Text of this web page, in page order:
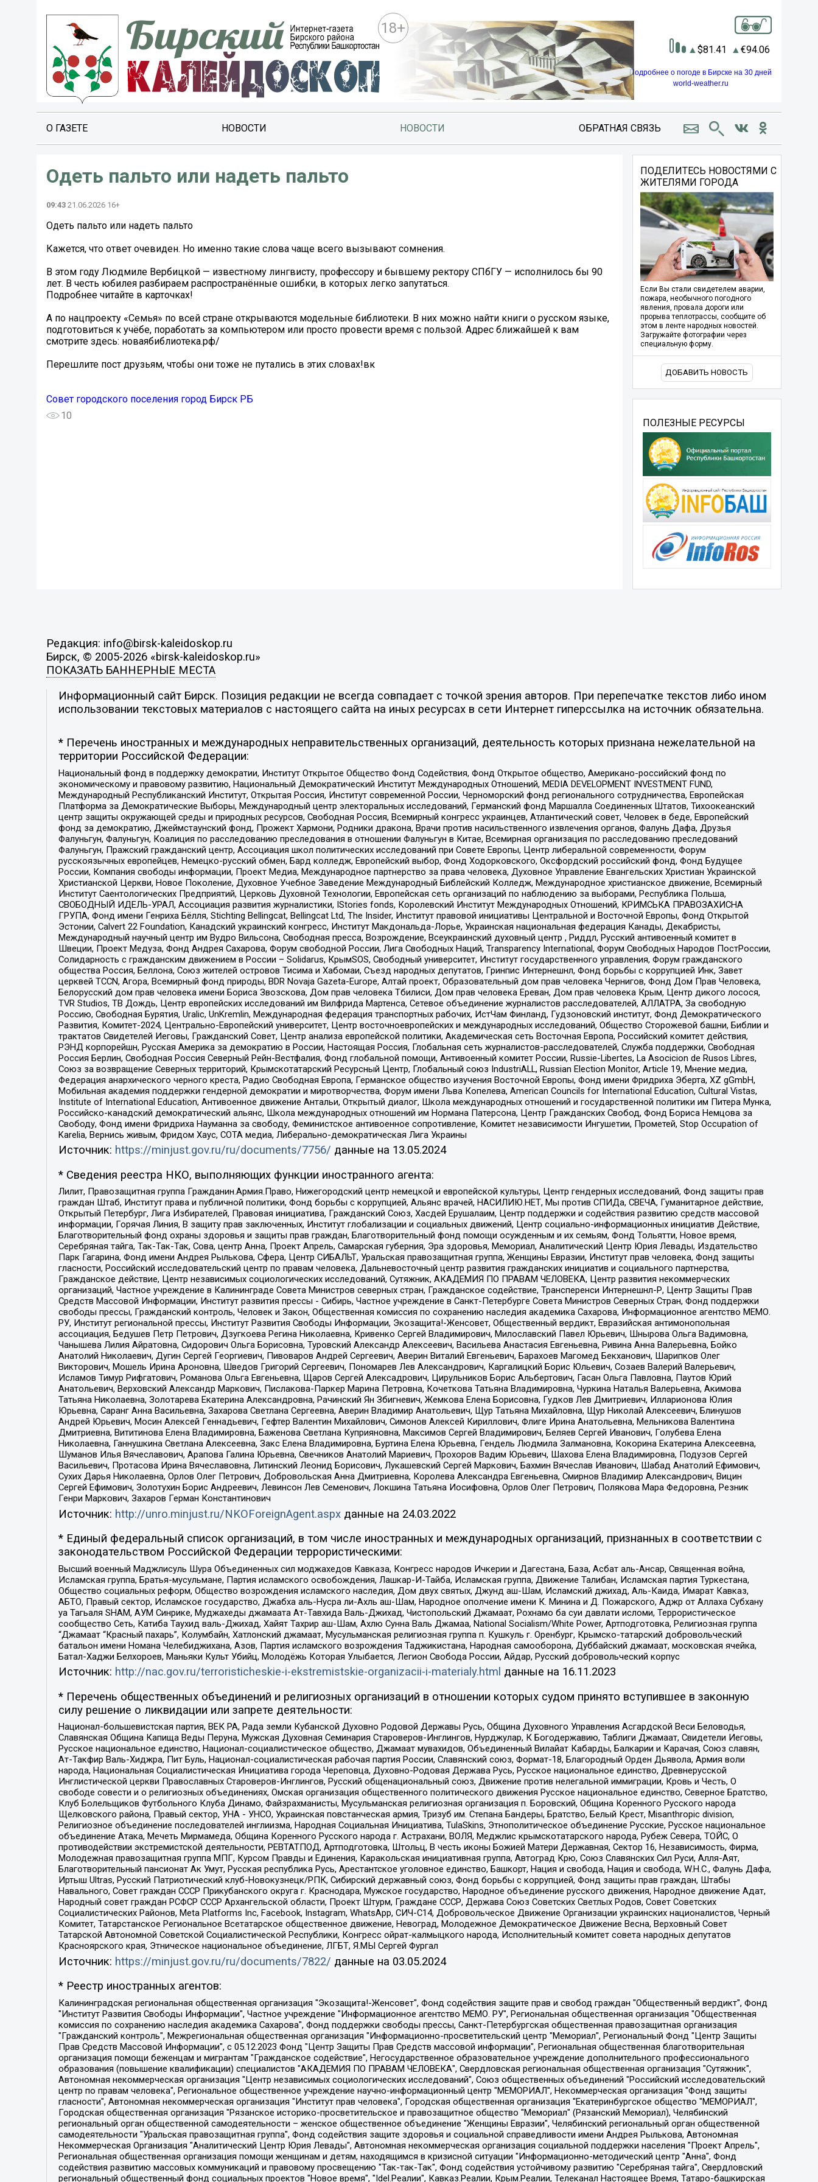
18+
81.41 94.06
Подробнее о погоде в Бирске на 30 дней
world-weather.ru
О ГАЗЕТЕ НОВОСТИ НОВОСТИ ОБРАТНАЯ СВЯЗЬ
Одеть пальто или надеть пальто
09:43 21.06.2026 16+
Одеть пальто или надеть пальто
Кажется, что ответ очевиден. Но именно такие слова чаще всего вызывают сомнения.
В этом году Людмиле Вербицкой — известному лингвисту, профессору и бывшему ректору СПбГУ — исполнилось бы 90
лет. В честь юбилея разбираем распространённые ошибки, в которых легко запутаться.
Подробнее читайте в карточках!
А по нацпроекту «Семья» по всей стране открываются модельные библиотеки. В них можно найти книги о русском языке,
подготовиться к учёбе, поработать за компьютером или просто провести время с пользой. Адрес ближайшей к вам
смотрите здесь: новаябиблиотека.рф/
Перешлите пост друзьям, чтобы они тоже не путались в этих словах!вк
Совет городского поселения город Бирск РБ
10
ПОДЕЛИТЕСЬ НОВОСТЯМИ С
ЖИТЕЛЯМИ ГОРОДА
Если Вы стали свидетелем аварии,
пожара, необычного погодного
явления, провала дороги или
прорыва теплотрассы, сообщите об
этом в ленте народных новостей.
Загружайте фотографии через
специальную форму.
ДОБАВИТЬ НОВОСТЬ
ПОЛЕЗНЫЕ РЕСУРСЫ
Редакция: info@birsk-kaleidoskop.ru
Бирск, © 2005-2026 «birsk-kaleidoskop.ru»
ПОКАЗАТЬ БАННЕРНЫЕ МЕСТА
Информационный сайт Бирск. Позиция редакции не всегда совпадает с точкой зрения авторов. При перепечатке текстов либо ином
использовании текстовых материалов с настоящего сайта на иных ресурсах в сети Интернет гиперссылка на источник обязательна.
* Перечень иностранных и международных неправительственных организаций, деятельность которых признана нежелательной на
территории Российской Федерации:
Национальный фонд в поддержку демократии, Институт Открытое Общество Фонд Содействия, Фонд Открытое общество, Американо-российский фонд по
экономическому и правовому развитию, Национальный Демократический Институт Международных Отношений, MEDIA DEVELOPMENT INVESTMENT FUND,
Международный Республиканский Институт, Открытая Россия, Институт современной России, Черноморский фонд регионального сотрудничества, Европейская
Платформа за Демократические Выборы, Международный центр электоральных исследований, Германский фонд Маршалла Соединенных Штатов, Тихоокеанский
центр защиты окружающей среды и природных ресурсов, Свободная Россия, Всемирный конгресс украинцев, Атлантический совет, Человек в беде, Европейский
фонд за демократию, Джеймстаунский фонд, Прожект Хармони, Родники дракона, Врачи против насильственного извлечения органов, Фалунь Дафа, Друзья
Фалуньгун, Фалуньгун, Коалиция по расследованию преследования в отношении Фалуньгун в Китае, Всемирная организация по расследованию преследований
Фалуньгун, Пражский гражданский центр, Ассоциация школ политических исследований при Совете Европы, Центр либеральной современности, Форум
русскоязычных европейцев, Немецко-русский обмен, Бард колледж, Европейский выбор, Фонд Ходорковского, Оксфордский российский фонд, Фонд Будущее
России, Компания свободы информации, Проект Медиа, Международное партнерство за права человека, Духовное Управление Евангельских Христиан Украинской
Христианской Церкви, Новое Поколение, Духовное Учебное Заведение Международный Библейский Колледж, Международное христианское движение, Всемирный
Институт Саентологических Предприятий, Церковь Духовной Технологии, Европейская сеть организаций по наблюдению за выборами, Республика Польша,
СВОБОДНЫЙ ИДЕЛЬ-УРАЛ, Ассоциация развития журналистики, IStories fonds, Королевский Институт Международных Отношений, КРИМСЬКА ПРАВОЗАХИСНА
ГРУПА, Фонд имени Генриха Бёлля, Stichting Bellingcat, Bellingcat Ltd, The Insider, Институт правовой инициативы Центральной и Восточной Европы, Фонд Открытой
Эстонии, Calvert 22 Foundation, Канадский украинский конгресс, Институт Макдональда-Лорье, Украинская национальная федерация Канады, Декабристы,
Международный научный центр им Вудро Вильсона, Свободная пресса, Возрождение, Всеукраинский духовный центр , Риддл, Русский антивоенный комитет в
Швеции, Проект Медуза, Фонд Андрея Сахарова, Форум свободной России, Лига Свободных Наций, Transparеncy International, Форум Свободных Народов ПостРоссии,
Солидарность с гражданским движением в России – Solidarus, КрымSOS, Свободный университет, Институт государственного управления, Форум гражданского
общества Россия, Беллона, Союз жителей островов Тисима и Хабомаи, Съезд народных депутатов, Гринпис Интернешнл, Фонд борьбы с коррупцией Инк, Завет
церквей TCCN, Агора, Всемирный фонд природы, BDR Novaja Gazeta-Europe, Алтай проект, Образовательный дом прав человека Чернигов, Фонд Дом Прав Человека,
Белорусский дом прав человека имени Бориса Звозскова, Дом прав человека Тбилиси, Дом прав человека Ереван, Дом прав человека Крым, Центр дикого лосося,
TVR Studios, ТВ Дождь, Центр европейских исследований им Вилфрида Мартенса, Сетевое объединение журналистов расследователей, АЛЛАТРА, За свободную
Россию, Свободная Бурятия, Uralic, UnKremlin, Международная федерация транспортных рабочих, ИстЧам Финланд, Гудзоновский институт, Фонд Демократического
Развития, Комитет-2024, Центрально-Европейский университет, Центр восточноевропейских и международных исследований, Общество Сторожевой башни, Библии и
трактатов Свидетелей Иеговы, Гражданский Совет, Центр анализа европейской политики, Академическая сеть Восточная Европа, Российский комитет действия,
РЭНД корпорейшн, Русская Америка за демократию в России, Настоящая Россия, Глобальная сеть журналистов-расследователей, Служба поддержки, Свободная
Россия Берлин, Свободная Россия Северный Рейн-Вестфалия, Фонд глобальной помощи, Антивоенный комитет России, Russie-Libertes, La Asocicion de Rusos Libres,
Союз за возвращение Северных территорий, Крымскотатарский Ресурсный Центр, Глобальный союз IndustriALL, Russian Election Monitor, Article 19, Мнение медиа,
Федерация анархического черного креста, Радио Свободная Европа, Германское общество изучения Восточной Европы, Фонд имени Фридриха Эберта, XZ gGmbH,
Мобильная академия поддержки гендерной демократии и миротворчества, Форум имени Льва Копелева, American Councils for International Education, Cultural Vistas,
Institute of International Education, Антивоенное движение Антальи, Открытый диалог, Школа международных отношений и государственной политики им Питера Мунка,
Российско-канадский демократический альянс, Школа международных отношений им Нормана Патерсона, Центр Гражданских Свобод, Фонд Бориса Немцова за
Свободу, Фонд имени Фридриха Науманна за свободу, Феминистское антивоенное сопротивление, Комитет независимости Ингушетии, Прометей, Stop Occupation of
Karelia, Вернись живым, Фридом Хаус, СОТА медиа, Либерально-демократическая Лига Украины
Источник: https://minjust.gov.ru/ru/documents/7756/ данные на 13.05.2024
* Сведения реестра НКО, выполняющих функции иностранного агента:
Лилит, Правозащитная группа Гражданин.Армия.Право, Нижегородский центр немецкой и европейской культуры, Центр гендерных исследований, Фонд защиты прав
граждан Штаб, Институт права и публичной политики, Фонд борьбы с коррупцией, Альянс врачей, НАСИЛИЮ.НЕТ, Мы против СПИДа, СВЕЧА, Гуманитарное действие,
Открытый Петербург, Лига Избирателей, Правовая инициатива, Гражданский Союз, Хасдей Ерушалаим, Центр поддержки и содействия развитию средств массовой
информации, Горячая Линия, В защиту прав заключенных, Институт глобализации и социальных движений, Центр социально-информационных инициатив Действие,
Благотворительный фонд охраны здоровья и защиты прав граждан, Благотворительный фонд помощи осужденным и их семьям, Фонд Тольятти, Новое время,
Серебряная тайга, Так-Так-Так, Сова, центр Анна, Проект Апрель, Самарская губерния, Эра здоровья, Мемориал, Аналитический Центр Юрия Левады, Издательство
Парк Гагарина, Фонд имени Андрея Рылькова, Сфера, Центр СИБАЛЬТ, Уральская правозащитная группа, Женщины Евразии, Институт прав человека, Фонд защиты
гласности, Российский исследовательский центр по правам человека, Дальневосточный центр развития гражданских инициатив и социального партнерства,
Гражданское действие, Центр независимых социологических исследований, Сутяжник, АКАДЕМИЯ ПО ПРАВАМ ЧЕЛОВЕКА, Центр развития некоммерческих
организаций, Частное учреждение в Калининграде Совета Министров северных стран, Гражданское содействие, Трансперенси Интернешнл-Р, Центр Защиты Прав
Средств Массовой Информации, Институт развития прессы - Сибирь, Частное учреждение в Санкт-Петербурге Совета Министров Северных Стран, Фонд поддержки
свободы прессы, Гражданский контроль, Человек и Закон, Общественная комиссия по сохранению наследия академика Сахарова, Информационное агентство МЕМО.
РУ, Институт региональной прессы, Институт Развития Свободы Информации, Экозащита!-Женсовет, Общественный вердикт, Евразийская антимонопольная
ассоциация, Бедушев Петр Петрович, Дзугкоева Регина Николаевна, Кривенко Сергей Владимирович, Милославский Павел Юрьевич, Шнырова Ольга Вадимовна,
Чанышева Лилия Айратовна, Сидорович Ольга Борисовна, Туровский Александр Алексеевич, Васильева Анастасия Евгеньевна, Ривина Анна Валерьевна, Бойко
Анатолий Николаевич, Дугин Сергей Георгиевич, Пивоваров Андрей Сергеевич, Аверин Виталий Евгеньевич, Барахоев Магомед Бекханович, Шарипков Олег
Викторович, Мошель Ирина Ароновна, Шведов Григорий Сергеевич, Пономарев Лев Александрович, Каргалицкий Борис Юльевич, Созаев Валерий Валерьевич,
Исламов Тимур Рифгатович, Романова Ольга Евгеньевна, Щаров Сергей Алексадрович, Цирульников Борис Альбертович, Гасан Ольга Павловна, Паутов Юрий
Анатольевич, Верховский Александр Маркович, Пислакова-Паркер Марина Петровна, Кочеткова Татьяна Владимировна, Чуркина Наталья Валерьевна, Акимова
Татьяна Николаевна, Золотарева Екатерина Александровна, Рачинский Ян Збигневич, Жемкова Елена Борисовна, Гудков Лев Дмитриевич, Илларионова Юлия
Юрьевна, Саранг Анна Васильевна, Захарова Светлана Сергеевна, Аверин Владимир Анатольевич, Щур Татьяна Михайловна, Щур Николай Алексеевич, Блинушов
Андрей Юрьевич, Мосин Алексей Геннадьевич, Гефтер Валентин Михайлович, Симонов Алексей Кириллович, Флиге Ирина Анатольевна, Мельникова Валентина
Дмитриевна, Вититинова Елена Владимировна, Баженова Светлана Куприяновна, Максимов Сергей Владимирович, Беляев Сергей Иванович, Голубева Елена
Николаевна, Ганнушкина Светлана Алексеевна, Закс Елена Владимировна, Буртина Елена Юрьевна, Гендель Людмила Залмановна, Кокорина Екатерина Алексеевна,
Шуманов Илья Вячеславович, Арапова Галина Юрьевна, Свечников Анатолий Мариевич, Прохоров Вадим Юрьевич, Шахова Елена Владимировна, Подузов Сергей
Васильевич, Протасова Ирина Вячеславовна, Литинский Леонид Борисович, Лукашевский Сергей Маркович, Бахмин Вячеслав Иванович, Шабад Анатолий Ефимович,
Сухих Дарья Николаевна, Орлов Олег Петрович, Добровольская Анна Дмитриевна, Королева Александра Евгеньевна, Смирнов Владимир Александрович, Вицин
Сергей Ефимович, Золотухин Борис Андреевич, Левинсон Лев Семенович, Локшина Татьяна Иосифовна, Орлов Олег Петрович, Полякова Мара Федоровна, Резник
Генри Маркович, Захаров Герман Константинович
Источник: http://unro.minjust.ru/NKOForeignAgent.aspxданные на 24.03.2022
* Единый федеральный список организаций, в том числе иностранных и международных организаций, признанных в соответствии с
законодательством Российской Федерации террористическими:
Высший военный Маджлисуль Шура Объединенных сил моджахедов Кавказа, Конгресс народов Ичкерии и Дагестана, База, Асбат аль-Ансар, Священная война,
Исламская группа, Братья-мусульмане, Партия исламского освобождения, Лашкар-И-Тайба, Исламская группа, Движение Талибан, Исламская партия Туркестана,
Общество социальных реформ, Общество возрождения исламского наследия, Дом двух святых, Джунд аш-Шам, Исламский джихад, Аль-Каида, Имарат Кавказ,
АБТО, Правый сектор, Исламское государство, Джабха аль-Нусра ли-Ахль аш-Шам, Народное ополчение имени К. Минина и Д. Пожарского, Аджр от Аллаха Субхану
уа Тагьаля SHAM, АУМ Синрике, Муджахеды джамаата Ат-Тавхида Валь-Джихад, Чистопольский Джамаат, Рохнамо ба суи давлати исломи, Террористическое
сообщество Сеть, Катиба Таухид валь-Джихад, Хайят Тахрир аш-Шам, Ахлю Сунна Валь Джамаа, National Socialism/White Power, Артподготовка, Религиозная группа
“Джамаат “Красный пахарь”, Колумбайн, Хатлонский джамаат, Мусульманская религиозная группа п. Кушкуль г. Оренбург, Крымско-татарский добровольческий
батальон имени Номана Челебиджихана, Азов, Партия исламского возрождения Таджикистана, Народная самооборона, Дуббайский джамаат, московская ячейка,
Батал-Хаджи Белхороев, Маньяки Культ Убийц, Молодёжь Которая Улыбается, Легион Свобода России, Айдар, Русский добровольческий корпус
Источник: http://nac.gov.ru/terroristicheskie-i-ekstremistskie-organizacii-i-materialy.html данные на 16.11.2023
* Перечень общественных объединений и религиозных организаций в отношении которых судом принято вступившее в законную
силу решение о ликвидации или запрете деятельности:
Национал-большевистская партия, ВЕК РА, Рада земли Кубанской Духовно Родовой Державы Русь, Община Духовного Управления Асгардской Веси Беловодья,
Славянская Община Капища Веды Перуна, Мужская Духовная Семинария Староверов-Инглингов, Нурджулар, К Богодержавию, Таблиги Джамаат, Свидетели Иеговы,
Русское национальное единство, Национал-социалистическое общество, Джамаат мувахидов, Объединенный Вилайат Кабарды, Балкарии и Карачая, Союз славян,
Ат-Такфир Валь-Хиджра, Пит Буль, Национал-социалистическая рабочая партия России, Славянский союз, Формат-18, Благородный Орден Дьявола, Армия воли
народа, Национальная Социалистическая Инициатива города Череповца, Духовно-Родовая Держава Русь, Русское национальное единство, Древнерусской
Инглистической церкви Православных Староверов-Инглингов, Русский общенациональный союз, Движение против нелегальной иммиграции, Кровь и Честь, О
свободе совести и о религиозных объединениях, Омская организация общественного политического движения Русское национальное единство, Северное Братство,
Клуб Болельщиков Футбольного Клуба Динамо, Файзрахманисты, Мусульманская религиозная организация п. Боровский, Община Коренного Русского народа
Щелковского района, Правый сектор, УНА - УНСО, Украинская повстанческая армия, Тризуб им. Степана Бандеры, Братство, Белый Крест, Misanthropic division,
Религиозное объединение последователей инглиизма, Народная Социальная Инициатива, TulaSkins, Этнополитическое объединение Русские, Русское национальное
объединение Атака, Мечеть Мирмамеда, Община Коренного Русского народа г. Астрахани, ВОЛЯ, Меджлис крымскотатарского народа, Рубеж Севера, ТОЙС, О
противодействии экстремистской деятельности, РЕВТАТПОД, Артподготовка, Штольц, В честь иконы Божией Матери Державная, Сектор 16, Независимость, Фирма,
Молодежная правозащитная группа МПГ, Курсом Правды и Единения, Каракольская инициативная группа, Автоград Крю, Союз Славянских Сил Руси, Алля-Аят,
Благотворительный пансионат Ак Умут, Русская республика Русь, Арестантское уголовное единство, Башкорт, Нация и свобода, Нация и свобода, W.H.С., Фалунь Дафа,
Иртыш Ultras, Русский Патриотический клуб-Новокузнецк/РПК, Сибирский державный союз, Фонд борьбы с коррупцией, Фонд защиты прав граждан, Штабы
Навального, Совет граждан СССР Прикубанского округа г. Краснодара, Мужское государство, Народное объединение русского движения, Народное движение Адат,
Народный совет граждан РСФСР СССР Архангельской области, Проект Штурм, Граждане СССР, Держава Союз Советских Светлых Родов, Совет Советских
Социалистических Районов, Meta Platforms Inc, Facebook, Instagram, WhatsApp, СИЧ-С14, Добровольческое Движение Организации украинских националистов, Черный
Комитет, Татарстанское Региональное Всетатарское общественное движение, Невоград, Молодежное Демократическое Движение Весна, Верховный Совет
Татарской Автономной Советской Социалистической Республики, Конгресс ойрат-калмыцкого народа, Исполнительный комитет совета народных депутатов
Красноярского края, Этническое национальное объединение, ЛГБТ, Я.МЫ Сергей Фургал
Источник: https://minjust.gov.ru/ru/documents/7822/ данные на 03.05.2024
* Реестр иностранных агентов:
Калининградская региональная общественная организация "Экозащита!-Женсовет", Фонд содействия защите прав и свобод граждан "Общественный вердикт", Фонд "Институт Развития Свободы Информации", Частное учреждение "Информационное агентство МЕМО. РУ", Региональная общественная организация "Общественная комиссия по сохранению наследия академика Сахарова", Фонд поддержки свободы прессы, Санкт-Петербургская общественная правозащитная организация "Гражданский контроль", Межрегиональная общественная организация "Информационно-просветительский центр "Мемориал", Региональный Фонд "Центр Защиты Прав Средств Массовой Информации", с 05.12.2023 Фонд "Центр Защиты Прав Средств массовой информации", Региональная общественная благотворительная организация помощи беженцам и мигрантам "Гражданское содействие", Негосударственное образовательное учреждение дополнительного профессионального образования (повышение квалификации) специалистов "АКАДЕМИЯ ПО ПРАВАМ ЧЕЛОВЕКА", Свердловская региональная общественная организация "Сутяжник", Автономная некоммерческая организация "Центр независимых социологических исследований", Союз общественных объединений "Российский исследовательский центр по правам человека", Региональное общественное учреждение научно-информационный центр "МЕМОРИАЛ", Некоммерческая организация "Фонд защиты гласности", Автономная некоммерческая организация "Институт прав человека", Городская общественная организация "Екатеринбургское общество "МЕМОРИАЛ", Городская общественная организация "Рязанское историко-просветительское и правозащитное общество "Мемориал" (Рязанский Мемориал), Челябинский региональный орган общественной самодеятельности – женское общественное объединение "Женщины Евразии", Челябинский региональный орган общественной самодеятельности "Уральская правозащитная группа", Фонд содействия защите здоровья и социальной справедливости имени Андрея Рылькова, Автономная Некоммерческая Организация "Аналитический Центр Юрия Левады", Автономная некоммерческая организация социальной поддержки населения "Проект Апрель", Региональная общественная организация помощи женщинам и детям, находящимся в кризисной ситуации "Информационно-методический центр "Анна", Фонд содействия развитию массовых коммуникаций и правовому просвещению "Так-так-Так", Фонд содействия устойчивому развитию "Серебряная тайга", Свердловский региональный общественный фонд социальных проектов "Новое время", "Idel.Реалии", Кавказ.Реалии, Крым.Реалии, Телеканал Настоящее Время, Татаро-башкирская служба Радио Свобода (Azatliq Radiosi), Радио Свободная Европа/Радио Свобода (PCE/PC), "Сибирь.Реалии", "Фактограф", Благотворительный фонд помощи осужденным и их семьям, Автономная некоммерческая организация "Институт глобализации и социальных движений", Фонд "В защиту прав заключенных", Частное учреждение "Центр поддержки и содействия развитию средств массовой информации", Пензенский региональный общественный благотворительный фонд "Гражданский союз", "Север.Реалии", Некоммерческая организация Фонд "Правовая инициатива", Общество с ограниченной ответственностью "Радио Свободная Европа/Радио Свобода", Чешское информационное агентство "MEDIUM-ORIENT", Красноярская региональная общественная организация "Мы против СПИДа", Камалягин Денис Николаевич, Маркелов Сергей Евгеньевич, Пономарев Лев Александрович, Савицкая Людмила Алексеевна, Автономная некоммерческая организация "Центр по работе с проблемой насилия "НАСИЛИЮ.НЕТ", Межрегиональный профессиональный союз работников здравоохранения "Альянс врачей", Юридическое лицо, зарегистрированное в Латвийской Республике, SIA "Medusa Project" (регистрационный номер 40103797863, дата регистрации 10.06.2014), Некоммерческая организация "Фонд по борьбе с коррупцией", Автономная некоммерческая организация "Институт права и публичной политики", Баданин Роман Сергеевич, Гликин Максим Александрович, Железнова Мария Михайловна, Лукьянова Юлия Сергеевна, Маетная Елизавета Витальевна, Маняхин Петр Борисович, Чуракова Ольга Владимировна, Ярош Юлия Петровна, Юридическое лицо "The Insider SIA", зарегистрированное в Риге, Латвийская Республика (дата регистрации 26.06.2015), являющееся администратором доменного имени интернет-издания "The Insider SIA", https://theins.ru, Постернак Алексей Евгеньевич, Рубин Михаил Аркадьевич, Анин Роман Александрович, Юридическое лицо Istories fonds, зарегистрированное в Латвийской Республике (регистрационный номер 50008295751, дата регистрации 24.02.2020), Великовский Дмитрий Александрович, Долинина Ирина Николаевна, Мароховская Алеся Алексеевна, Шлейнов Роман Юрьевич, Шмагун Олеся Валентиновна, Общество с ограниченной ответственностью "Альтаир 2021", Общество с ограниченной ответственностью "Вега 2021", Общество с ограниченной ответственностью "Главный редактор 2021", Общество с ограниченной ответственностью "Ромашки монолит", Важенков Артем Валерьевич, Ивановская областная общественная организация "Центр гендерных исследований", Гурман Юрий Альбертович, Медиапроект "ОВД-Инфо", Егоров Владимир Владимирович, Жилинский Владимир Александрович, Общество с ограниченной ответственностью "ЗП", Иванова София Юрьевна, Карезина Инна Павловна, Кильтау Екатерина Викторовна, Петров Алексей Викторович, Пискунов Сергей Евгеньевич, Смирнов Сергей Сергеевич, Тихонов Михаил Сергеевич, Общество с ограниченной ответственностью "ЖУРНАЛИСТ-ИНОСТРАННЫЙ АГЕНТ", Арапова Галина Юрьевна, Вольтская Татьяна Анатольевна, Американская компания "Mason G.E.S. Anonymous Foundation" (США), являющаяся владельцем интернет-издания https://mnews.world/, Компания "Stichting Bellingcat", зарегистрированная в Нидерландах (дата регистрации 11.07.2018), Захаров Андрей Вячеславович, Клепиковская Екатерина Дмитриевна, Общество с ограниченной ответственностью "МЕМО", Перл Роман Александрович, Симонов Евгений Алексеевич, Соловьева Елена Анатольевна, Сотников Даниил Владимирович, Сурначева Елизавета Дмитриевна, Автономная некоммерческая организация по защите прав человека и информированию населения "Якутия – Наше Мнение", Общество с ограниченной ответственностью "Москоу диджитал медиа", с 26.01.2023 Общество с ограниченной ответственностью "Чайка Белые сады", Ветошкина Валерия Валерьевна, Заговора Максим Александрович, Межрегиональное общественное движение "Российская ЛГБТ - сеть", Оленичев Максим Владимирович, Павлов Иван Юрьевич, Скворцова Елена Сергеевна, Общество с ограниченной ответственностью "Как бы инагент", Кочетков Игорь Викторович, Общество с ограниченной ответственностью "Честные выборы", Еланчик Олег Александрович, Общество с ограниченной ответственностью "Нобелевский призыв", Гималова Регина Эмилевна, Григорьев Андрей Валерьевич, Григорьева Алина Александровна, Ассоциация по содействию защите прав призывников, альтернативнослужащих и военнослужащих "Правозащитная группа "Гражданин.Армия.Право", Хисамова Регина Фаритовна, Автономная некоммерческая организация по реализации социально-правовых программ "Лилит", Дальневосточное общественное движение "Маяк", Санкт-Петербургская ЛГБТ-инициативная группа "Выход", Инициативная группа ЛГБТ+ "Реверс", Алексеев Андрей Викторович, Бекбулатова Таисия Львовна, Беляев Иван Михайлович, Владыкина Елена Сергеевна, Гельман Марат Александрович, Никульшина Вероника Юрьевна, Толоконникова Надежда Андреевна, Шендерович Виктор Анатольевич, Общество с ограниченной ответственностью "Данное сообщение", Общество с ограниченной ответственностью Издательский дом "Новая глава", Айнбиндер Александра Александровна, Московский комьюнити-центр для ЛГБТ+инициатив, Благотворительный фонд развития филантропии, Deutsche Welle (Германия, Kurt-Schumacher-Strasse 3, 53113 Bonn), Борзунова Мария Михайловна, Воробьев Виктор Викторович, Голубева Анна Львовна, Константинова Алла Михайловна, Малкова Ирина Владимировна, Мурадов Мурад Абдулгалимович, Осетинская Елизавета Николаевна, Понасенков Евгений Николаевич, Ганапольский Матвей Юрьевич, Киселев Евгений Алексеевич, Борухович Ирина Григорьевна, Дремин Иван Тимофеевич, Дубровский Дмитрий Викторович, Красноярская региональная общественная организация поддержки и развития альтернативных образовательных технологий и межкультурных коммуникаций "ИНТЕРРА", Маяковская Екатерина Алексеевна, Фейгин Марк Захарович, Филимонов Андрей Викторович, Дзугкоева Регина Николаевна, Доброхотов Роман Александрович, Дудь Юрий Александрович, Елкин Сергей Владимирович, Кругликов Кирилл Игоревич, Сабунаева Мария Леонидовна, Семенов Алексей Владимирович, Шаинян Карен Багратович, Шульман Екатерина Михайловна, Асафьев Артур Валерьевич, Вахштайн Виктор Семенович, Венедиктов Алексей Алексеевич, Лушникова Екатерина Евгеньевна, Волков Леонид Михайлович, Невзоров Александр Глебович, Пархоменко Сергей Борисович, Сироткин Ярослав Николаевич, Кара-Мурза Владимир Владимирович, Баранова Наталья Владимировна, Гозман Леонид Яковлевич, Кагарлицкий Борис Юльевич, Климарев Михаил Валерьевич, Милов Владимир Станиславович, Автономная некоммерческая организация Краснодарский центр современного искусства "Типография", Моргенштерн Алишер Тагирович, Соболь Любовь Эдуардовна, Общество с ограниченной ответственностью "ЛИЗА НОРМ", Каспаров Гарри Кимович, Ходорковский Михаил Борисович, Общество с ограниченной ответственностью "Апрельские тезисы", Данилович Ирина Брониславовна, Кашин Олег Владимирович, Петров Николай Владимирович, Пивоваров Алексей Владимирович, Соколов Михаил Владимирович, Цветкова Юлия Владимировна, Чичваркин Евгений Александрович, Комитет против пыток/Команда против пыток, Общество с ограниченной ответственностью "Первый научный", Общество с ограниченной ответственностью "Вертолет и ко", Белоцерковская Вероника Борисовна, Кац Максим Евгеньевич, Лазарева Татьяна Юрьевна, Шаведдинов Руслан Табризович, Яшин Илья Валерьевич, Общество с ограниченной ответственностью "Иноагент ААВ", Алешковский Дмитрий Петрович, Альбац Евгения Марковна, Быков Дмитрий Львович, Галямина Юлия Евгеньевна, Лойко Сергей Леонидович, Мартынов Кирилл Константинович, Медведев Сергей Александрович, Крашенинников Федор Геннадиевич, Гордеева Катерина Вл